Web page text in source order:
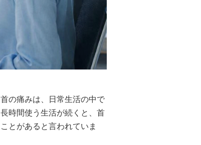
の痛みは、日常生活の中で
時間使う生活が続くと、首
とがあると言われていま